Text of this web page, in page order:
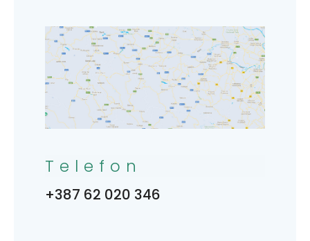
Telefon
+387 62 020 346